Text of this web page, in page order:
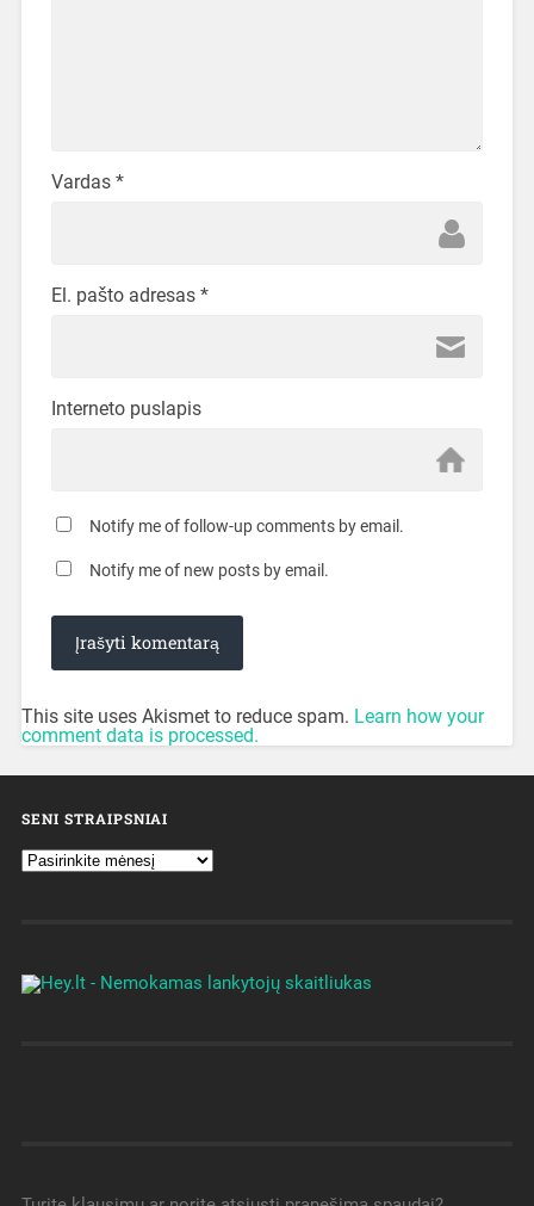
Vardas *
El. pašto adresas *
Interneto puslapis
Notify me of follow-up comments by email.
Notify me of new posts by email.
This site uses Akismet to reduce spam. Learn how your
comment data is processed.
SENI STRAIPSNIAI